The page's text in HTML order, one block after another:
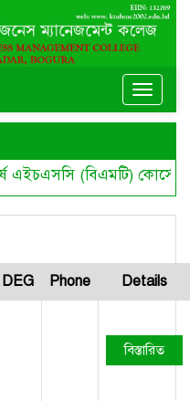
Toggle
এইচএসসি (বিএমটি)
DEG Phone Details
বিস্তারিত